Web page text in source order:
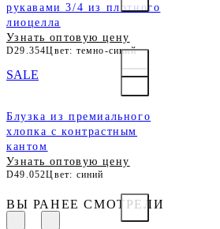
рукавами 3/4 из плотного
лиоцелла
Узнать оптовую цену
D29.354Цвет: темно-синий
Блузка из премиального
хлопка с контрастным
кантом
Узнать оптовую цену
D49.052Цвет: синий
SALE
ВЫ РАНЕЕ СМОТРЕЛИ